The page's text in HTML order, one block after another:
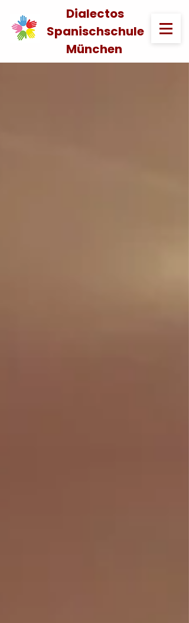
Dialectos
Spanischschule
München